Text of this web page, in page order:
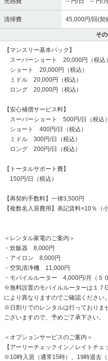
清掃費 45,000円/回(契
そ
【マンスリー基本パック】
スーパーショート 20,000円（税込）
ショート 20,000円（税込）
ミドル 20,000円（税込）
ロング 20,000円（税込）
【安心補償サービス料】
スーパーショート 500円/日（税込）
ショート 400円/日（税込）
ミドル 300円/日（税込）
ロング 200円/日（税込）
【トータルサポート費】
150円/日（税込）
【再契約手数料】一律3,500円
【複数名入居費用】表記賃料×10％（
＜レンタル家電のご案内＞
・炊飯器 8,000円
・アイロン 8,000円
・空気清浄機 11,000円
・モバイルルーター 4,000円/月（５
※無料設置のモバイルルーターは１７
により異なりますのでご確認ください。
※日割りでのレンタルは行っておりま
ございますので、予めご了承下さい。
＜オプションサービスのご案内＞
【アーリーチェックイン／レイトチ
※10時入居（通常15時）、19時退去（